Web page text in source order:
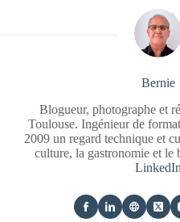
Bernie
Blogueur, photographe et
Toulouse. Ingénieur de
2009 un regard technique et
culture, la gastronomie et le
LinkedIn